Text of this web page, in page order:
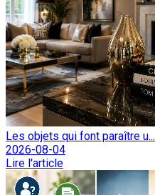
Les objets qui font paraître u...
2026-08-04
Lire l'article